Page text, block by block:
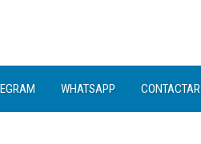
WHATSAPP CONTACTAR